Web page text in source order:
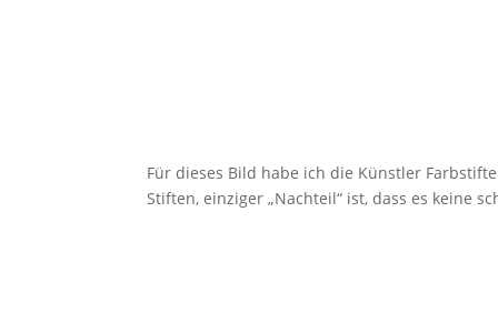
Für dieses Bild habe ich die Künstler
Stiften, einziger „Nachteil“ ist, dass es keine